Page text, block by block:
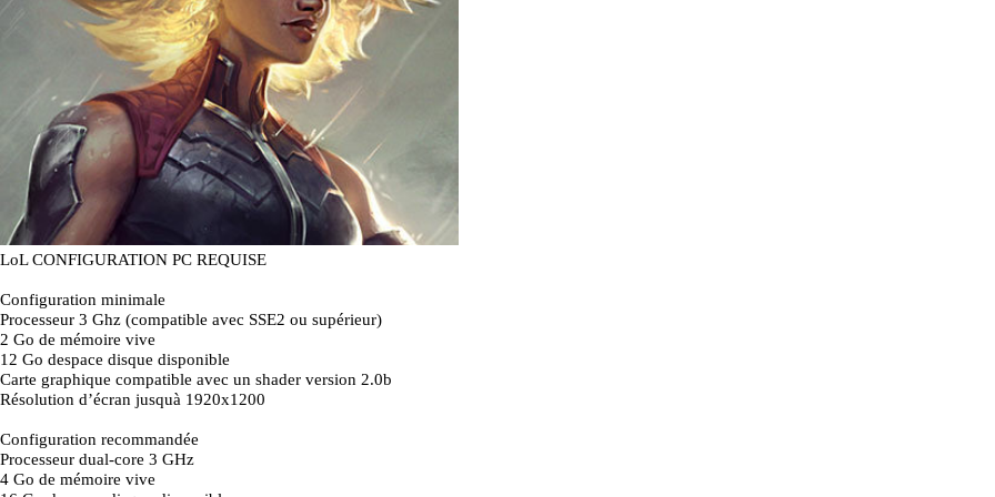
LoL CONFIGURATION PC REQUISE
Configuration minimale
Processeur 3 Ghz (compatible avec SSE2 ou supérieur)
2 Go de mémoire vive
12 Go despace disque disponible
Carte graphique compatible avec un shader version 2.0b
Résolution d’écran jusquà 1920x1200
Configuration recommandée
Processeur dual-core 3 GHz
4 Go de mémoire vive